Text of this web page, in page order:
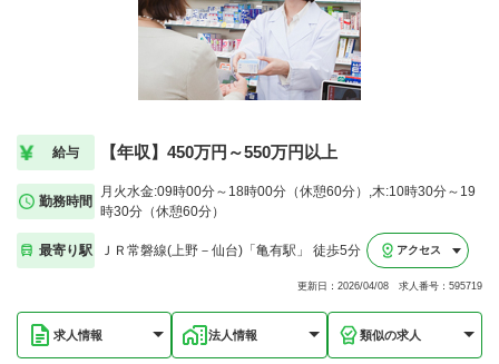
給与 【年収】450万円～550万円以上
勤務時間
月火水金:09時00分～18時00分（休憩60分）,木:10時30分～19
時30分（休憩60分）
最寄り駅 ＪＲ常磐線(上野－仙台)「亀有駅」 徒歩5分 アクセス
更新日：2026/04/08 求人番号：595719
求人情報 法人情報 類似の求人